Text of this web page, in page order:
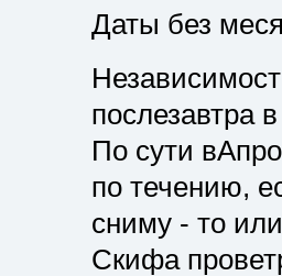
Даты без
послезавтра
По сути
по течению,
сниму - то
Скифа